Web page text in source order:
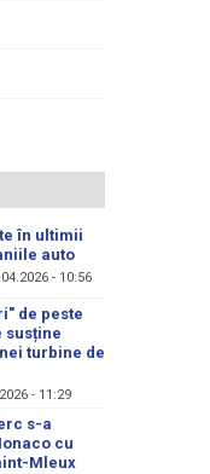
în ultimii
auto
- 10:56
de peste
susține
turbine de
- 11:29
s-a
cu
Mleux